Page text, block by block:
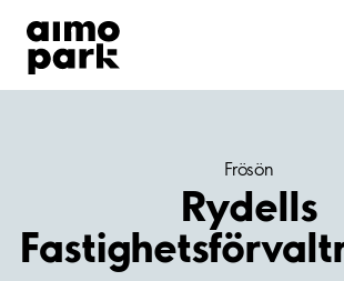
Hitta parkering
Samarbete
Kundservice
Frösön
Rydells